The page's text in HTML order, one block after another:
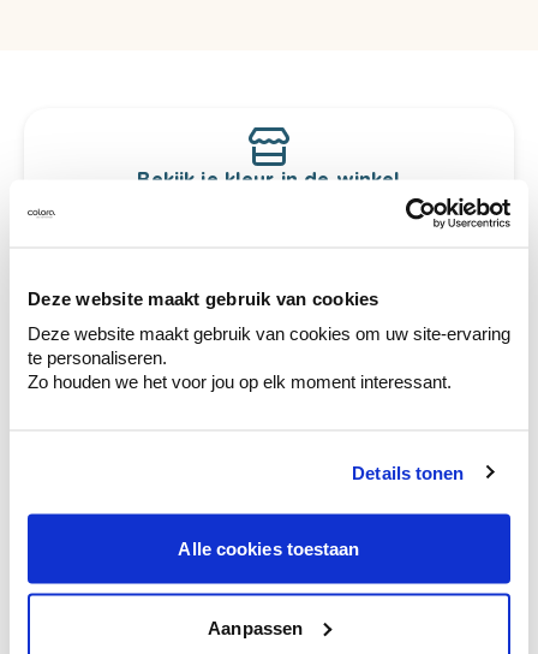
Deze website maakt gebruik van cookies
Deze website maakt gebruik van cookies om uw site-ervaring
te personaliseren.
Zo houden we het voor jou op elk moment interessant.
Details tonen
Alle cookies toestaan
Aanpassen
Bekijk je kleur in de winkel
Ontdek er kleurechte stalen van je
te verfijnen.
Krijg persoonlijk advies om kleuren te
combineren.
Krijg kleuradvies op basis van de lichtinval
en je meubels.